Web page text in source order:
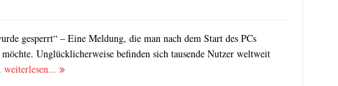
gesperrt“ – Eine Meldung, die man nach dem Start des PCs
möchte. Unglücklicherweise befinden sich tausende Nutzer weltweit
weiterlesen...